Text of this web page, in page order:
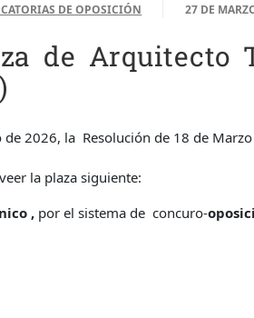
DE OPOSICIÓN
27 DE
de Arquitecto
de 2026, la Resolución de 18 de
la plaza siguiente:
, por el sistema de concuro-